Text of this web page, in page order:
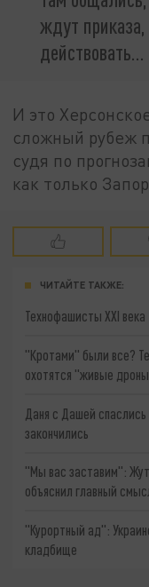
ждут
действовать...
И это
сложный рубеж
судя по
как только
ЧИТАЙТЕ ТАКЖЕ:
Технофашисты XXI века
"Кротами" были все?
охотятся "живые
Даня с Дашей
закончились
"Мы вас заставим":
объяснил главный
"Курортный ад":
кладбище